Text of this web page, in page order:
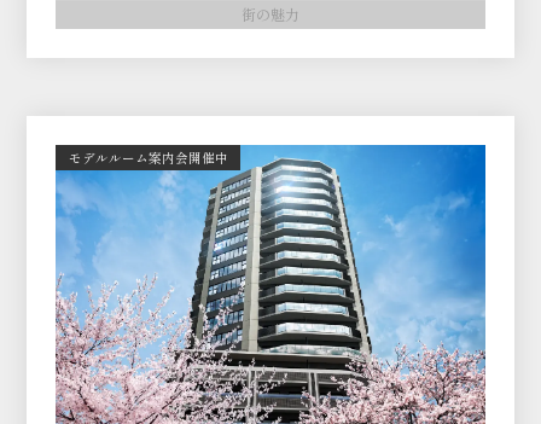
街の魅力
モデルルーム案内会開催中